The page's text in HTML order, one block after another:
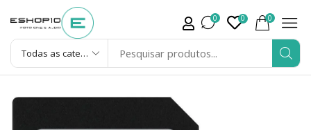
0 0 0